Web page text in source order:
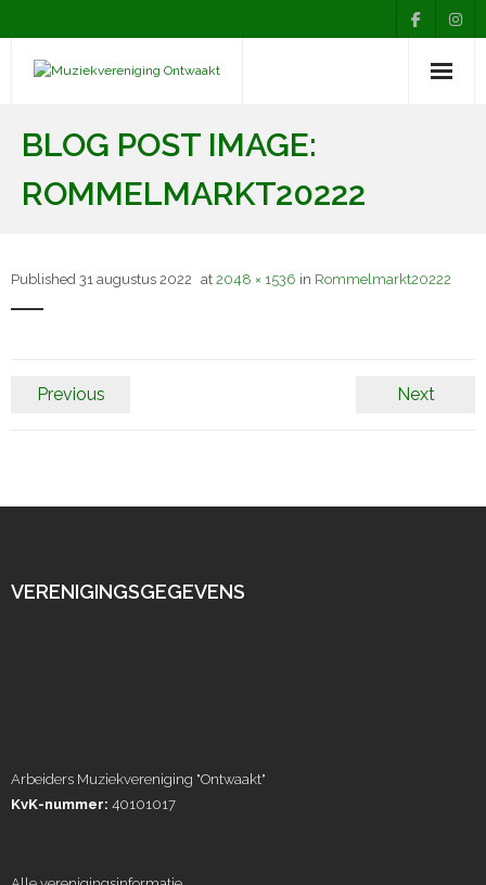
BLOG POST IMAGE:
ROMMELMARKT20222
Published 31 augustus 2022 at 2048 × 1536 in Rommelmarkt20222
Previous Next
VERENIGINGSGEGEVENS
Arbeiders Muziekvereniging "Ontwaakt"
KvK-nummer: 40101017